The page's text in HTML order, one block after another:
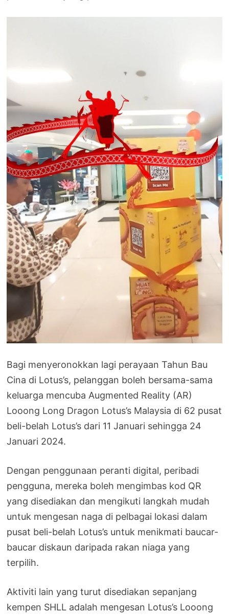
Bagi menyeronokkan lagi perayaan Tahun Bau
Cina di Lotus’s, pelanggan boleh bersama-sama
keluarga mencuba Augmented Reality (AR)
Looong Long Dragon Lotus’s Malaysia di 62 pusat
beli-belah Lotus’s dari 11 Januari sehingga 24
Januari 2024.
Dengan penggunaan peranti digital, peribadi
pengguna, mereka boleh mengimbas kod QR
yang disediakan dan mengikuti langkah mudah
untuk mengesan naga di pelbagai lokasi dalam
pusat beli-belah Lotus’s untuk menikmati baucar-
baucar diskaun daripada rakan niaga yang
terpilih.
Aktiviti lain yang turut disediakan sepanjang
kempen SHLL adalah mengesan Lotus’s Looong